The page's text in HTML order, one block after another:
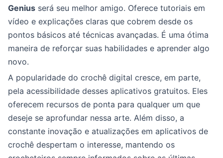
Genius será seu melhor amigo. Oferece tutoriais em
vídeo e explicações claras que cobrem desde os
pontos básicos até técnicas avançadas. É uma ótima
maneira de reforçar suas habilidades e aprender algo
novo.
A popularidade do crochê digital cresce, em parte,
pela acessibilidade desses aplicativos gratuitos. Eles
oferecem recursos de ponta para qualquer um que
deseje se aprofundar nessa arte. Além disso, a
constante inovação e atualizações em aplicativos de
crochê despertam o interesse, mantendo os